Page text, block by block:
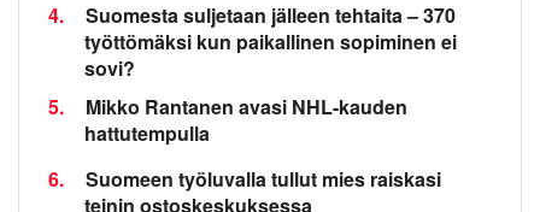
4.
Suomesta suljetaan jälleen tehtaita – 370
työttömäksi kun paikallinen sopiminen ei
sovi?
5.
Mikko Rantanen avasi NHL-kauden
hattutempulla
6.
Suomeen työluvalla tullut mies raiskasi
teinin ostoskeskuksessa